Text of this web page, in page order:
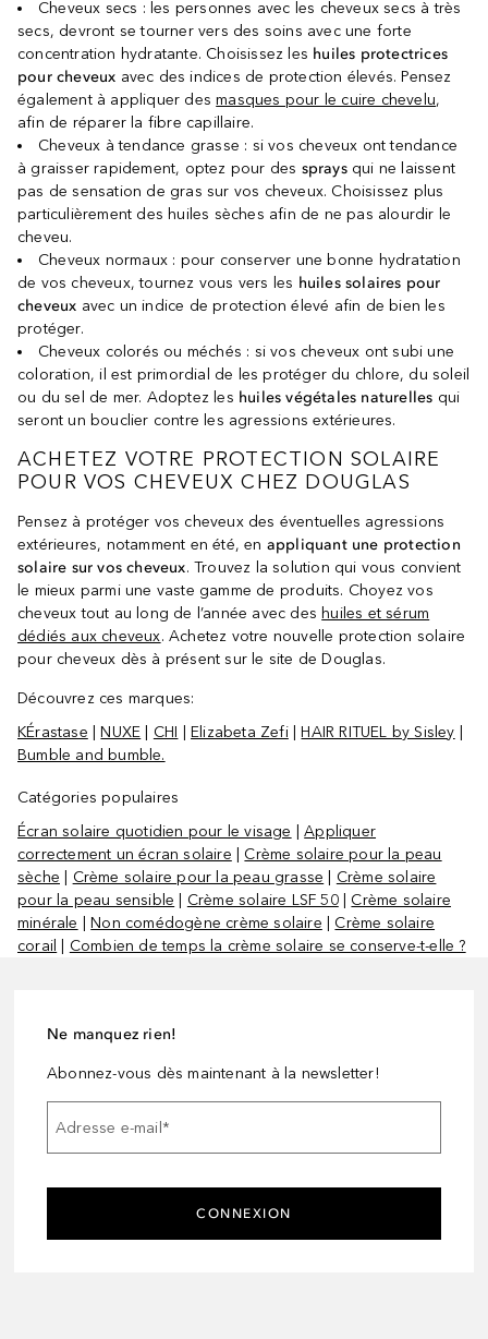
Cheveux secs : les personnes avec les cheveux secs à très
secs, devront se tourner vers des soins avec une forte
concentration hydratante. Choisissez les huiles protectrices
pour cheveux avec des indices de protection élevés. Pensez
également à appliquer desmasques pour le cuire chevelu,
afin de réparer la fibre capillaire.
Cheveux à tendance grasse : si vos cheveux ont tendance
à graisser rapidement, optez pour des spraysqui ne laissent
pas de sensation de gras sur vos cheveux. Choisissez plus
particulièrement des huiles sèches afin de ne pas alourdir le
cheveu.
Cheveux normaux : pour conserver une bonne hydratation
de vos cheveux, tournez vous vers les huiles solaires pour
cheveux avec un indice de protection élevé afin de bien les
protéger.
Cheveux colorés ou méchés : si vos cheveux ont subi une
coloration, il est primordial de les protéger du chlore, du soleil
ou du sel de mer. Adoptez les huiles végétales naturelles qui
seront un bouclier contre les agressions extérieures.
ACHETEZ VOTRE PROTECTION SOLAIRE
POUR VOS CHEVEUX CHEZ DOUGLAS
Pensez à protéger vos cheveux des éventuelles agressions
extérieures, notamment en été, en appliquant une protection
solaire sur vos cheveux. Trouvez la solution qui vous convient
le mieux parmi une vaste gamme de produits. Choyez vos
cheveux tout au long de l’année avec des huiles et sérum
dédiés aux cheveux. Achetez votre nouvelle protection solaire
pour cheveux dès à présent sur le site de Douglas.
Découvrez ces marques:
KÉrastase |NUXE CHI |Elizabeta Zefi|HAIR RITUEL by Sisley
Bumble and bumble.
Catégories populaires
Écran solaire quotidien pour le visage |Appliquer
correctement un écran solaire
Crème solaire pour la peau
sèche
Crème solaire pour la peau grasse
Crème solaire
pour la peau sensible
Crème solaire LSF 50| Crème solaire
minérale |Non comédogène crème solaire
Crème solaire
corail
Combien de temps la crème solaire se conserve-t-elle ?
Ne manquez rien!
Abonnez-vous dès maintenant à la newsletter!
Adresse e-mail *
CONNEXION